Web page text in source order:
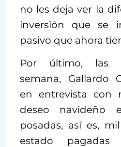
no les deja ver la
inversión que se
pasivo que ahora
Por último, las
semana, Gallardo
en entrevista con
deseo navideño
posadas, así es,
estado pagadas